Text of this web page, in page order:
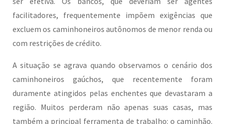
facilitadores, frequentemente impõem exigências que
excluem os caminhoneiros autônomos de menor renda ou
com restrições de crédito.
A situação se agrava quando observamos o cenário dos
caminhoneiros gaúchos, que recentemente foram
duramente atingidos pelas enchentes que devastaram a
região. Muitos perderam não apenas suas casas, mas
também a principal ferramenta de trabalho: o caminhão.